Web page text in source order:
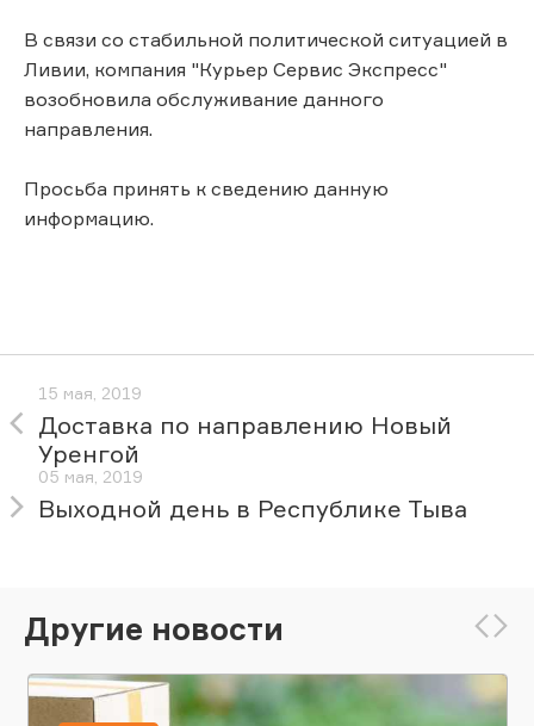
В связи со стабильной политической ситуацией в
Ливии, компания "Курьер Сервис Экспресс"
возобновила обслуживание данного
направления.
Просьба принять к сведению данную
информацию.
15 мая, 2019
Доставка по направлению Новый
Уренгой
05 мая, 2019
Выходной день в Республике Тыва
Другие новости